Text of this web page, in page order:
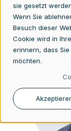
sie gesetzt
Wenn Sie
Besuch dieser
Cookie wird in
erinnern, dass
möchten.